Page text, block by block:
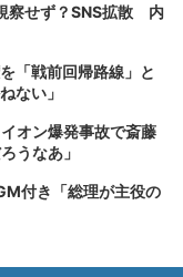
察せず？SNS拡散 内
「戦前回帰路線」と
ない」
オン爆発事故で斎藤
うなあ」
付き「総理が主役の